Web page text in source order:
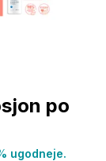
po
ugodneje.